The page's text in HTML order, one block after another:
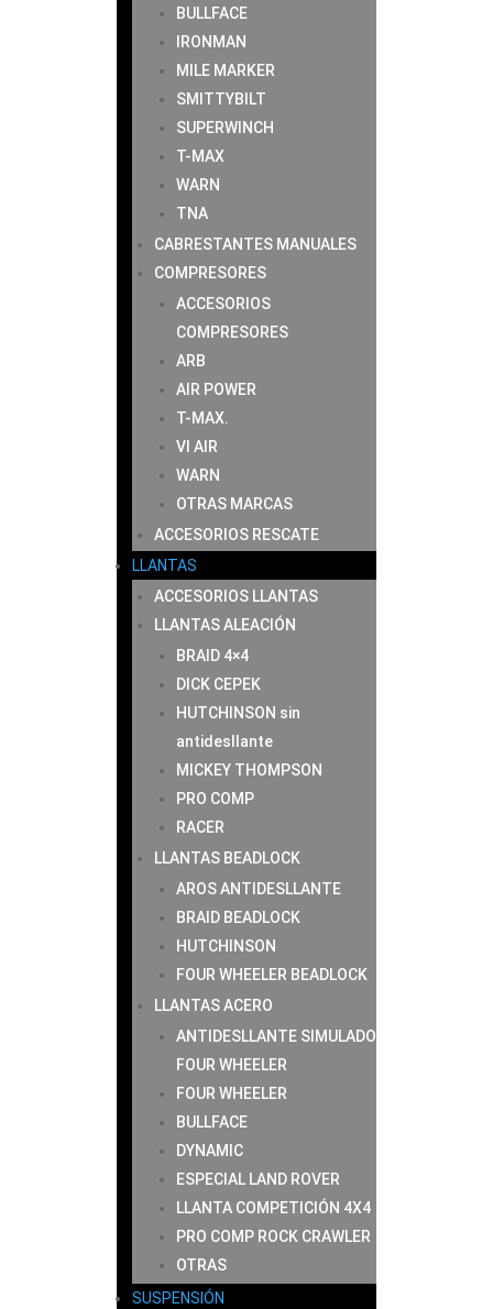
BULLFACE
IRONMAN
MILE MARKER
SMITTYBILT
SUPERWINCH
T-MAX
WARN
TNA
CABRESTANTES MANUALES
COMPRESORES
ACCESORIOS
COMPRESORES
ARB
AIR POWER
T-MAX.
VI AIR
WARN
OTRAS MARCAS
ACCESORIOS RESCATE
LLANTAS
ACCESORIOS LLANTAS
LLANTAS ALEACIÓN
BRAID 4×4
DICK CEPEK
HUTCHINSON sin
antidesllante
MICKEY THOMPSON
PRO COMP
RACER
LLANTAS BEADLOCK
AROS ANTIDESLLANTE
BRAID BEADLOCK
HUTCHINSON
FOUR WHEELER BEADLOCK
LLANTAS ACERO
ANTIDESLLANTE SIMULADO
FOUR WHEELER
FOUR WHEELER
BULLFACE
DYNAMIC
ESPECIAL LAND ROVER
LLANTA COMPETICIÓN 4X4
PRO COMP ROCK CRAWLER
OTRAS
SUSPENSIÓN